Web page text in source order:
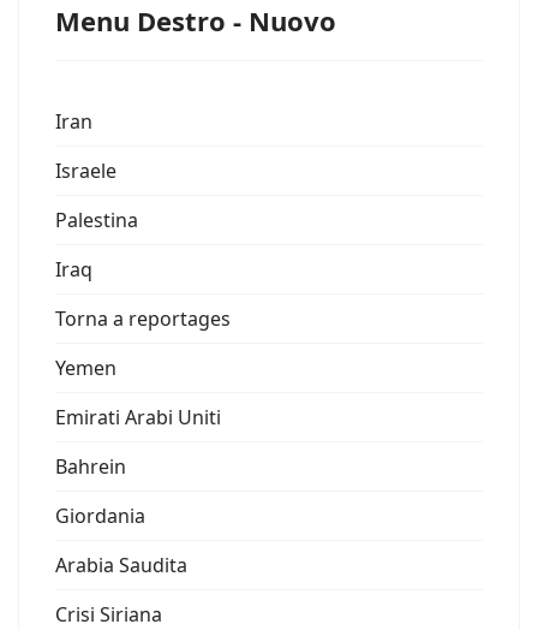
Menu Destro - Nuovo
Iran
Israele
Palestina
Iraq
Torna a reportages
Yemen
Emirati Arabi Uniti
Bahrein
Giordania
Arabia Saudita
Crisi Siriana